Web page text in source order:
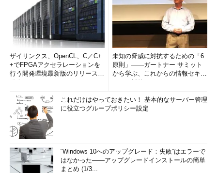
ザイリンクス、OpenCL、C／C+
+でFPGAアクセラレーションを
行う開発環境最新版のリリースを
未知の脅威に対抗するための「6
原則」――ガートナー サミット
から学ぶ、これからの情報セキュ
これだけはやっておきたい！ 基本的なサーバー管理
に役立つグループポリシー設定
“Windows 10へのアップグレード：失敗”はエラーで
はなかった――アップグレードインストールの簡単
まとめ (1/3...